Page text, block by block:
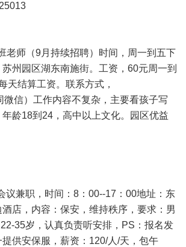
老师（9月持续招聘）时间，周一到五下
州园区湖东南施街。工资，60元周一到
天结算工资。联系方式，
微信）工作内容不复杂，主要看孩子写
龄18到24，高中以上文化。园区优益
议兼职，时间：8：00--17：00地址：东
店，内容：保安，维持秩序，要求：男
35岁，认真负责听安排，PS：报名发
供安保服，薪资：120/人/天，包午